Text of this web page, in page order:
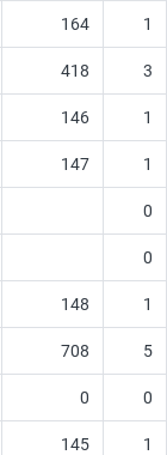
164 1
418 3
146 1
147 1
0
0
148 1
708 5
0 0
145 1